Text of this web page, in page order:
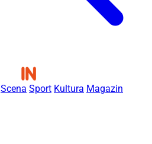
Scena Sport Kultura Magazin